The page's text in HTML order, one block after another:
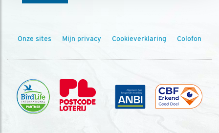
Onze sites Mijn privacy Cookieverklaring Colofon